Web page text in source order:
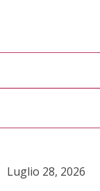
Luglio 28, 2026